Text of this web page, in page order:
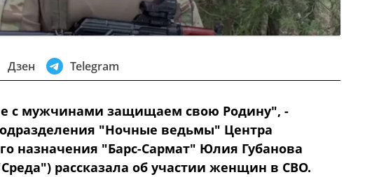
Дзен Telegram
с мужчинами защищаем свою Родину", -
"Ночные ведьмы" Центра
назначения "Барс-Сармат" Юлия Губанова
рассказала об участии женщин в СВО.